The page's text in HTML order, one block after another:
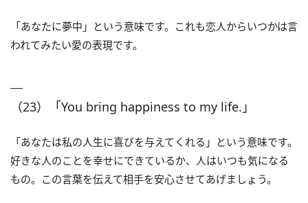
「あなたに夢中」という意味です。これも恋人からいつかは言
われてみたい愛の表現です。
（23）「You bring happiness to my life.」
「あなたは私の人生に喜びを与えてくれる」という意味です。
好きな人のことを幸せにできているか、人はいつも気になる
もの。この言葉を伝えて相手を安心させてあげましょう。